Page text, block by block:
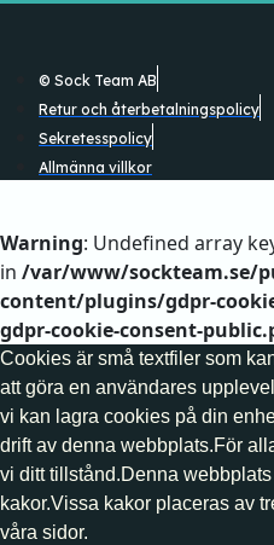
© Sock Team AB
Retur och återbetalningspolicy
Sekretesspolicy
Allmänna villkor
Warning: Undefined array key
in /var/www/sockteam.se/
content/plugins/gdpr-
gdpr-cookie-consent-
Cookies är små textfiler som
att göra en användares
vi kan lagra cookies på din
drift av denna webbplats.För
vi ditt tillstånd.Denna
kakor.Vissa kakor placeras av
våra sidor.